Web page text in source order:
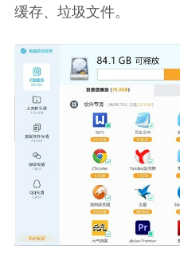
缓存、垃圾文件。